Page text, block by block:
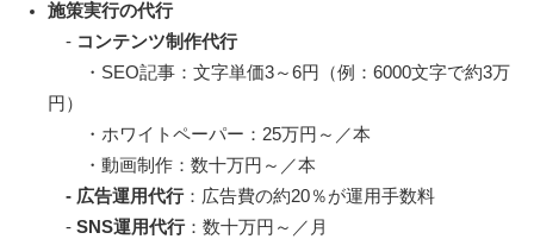
施策実行の代行
- コンテンツ制作代行
・SEO記事：文字単価3～6円（例：6000文字で約3万
円）
・ホワイトペーパー：25万円～／本
・動画制作：数十万円～／本
- 広告運用代行：広告費の約20％が運用手数料
- SNS運用代行：数十万円～／月